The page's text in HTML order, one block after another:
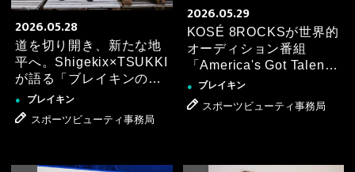
「第7回全日本ブレイキン選手権」にてShigekix選手
が優勝しました🥇
2026.05.28
道を切り開き、新たな地
平へ。Shigekix×TSUKKI
が語る「ブレイキンの生
き方」［スペシャル対
談］
● ブレイキン
スポーツビューティ事務局
2026.05.29
KOSÉ 8ROCKSが世界的
オーディション番組
「America's Got Talent
シーズン21」に出演決
定！
● ブレイキン
スポーツビューティ事務局